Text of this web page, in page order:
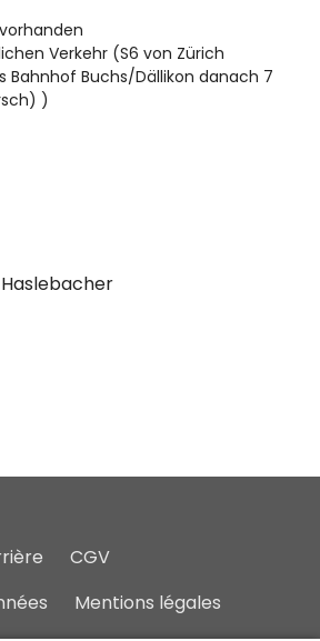
Verkehr (S6 von Zürich
Bahnhof Buchs/Dällikon danach 7
)
CGV
Mentions légales